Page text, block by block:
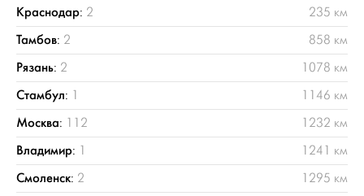
Краснодар: 2 235 км
Тамбов: 2 858 км
Рязань: 2 1078 км
Стамбул: 1 1146 км
Москва: 112 1232 км
Владимир: 1 1241 км
Смоленск: 2 1295 км